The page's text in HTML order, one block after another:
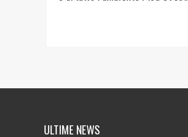
ULTIME NEWS